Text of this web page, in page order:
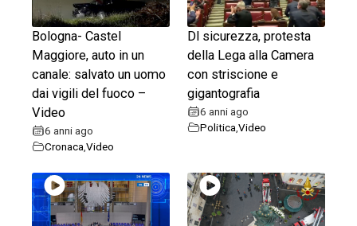
Bologna- Castel
Maggiore, auto in un
canale: salvato un uomo
dai vigili del fuoco –
Video
6 anni ago
Cronaca Video
Dl sicurezza, protesta
della Lega alla Camera
con striscione e
gigantografia
6 anni ago
Politica ,Video